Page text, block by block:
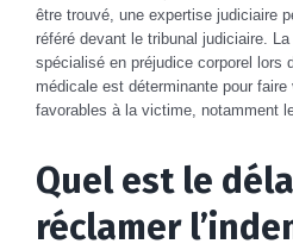
être trouvé, une expertise judiciaire
référé devant le tribunal judiciaire.
spécialisé en préjudice corporel lors
médicale est déterminante pour
favorables à la victime, notamment le
Quel est le
réclamer